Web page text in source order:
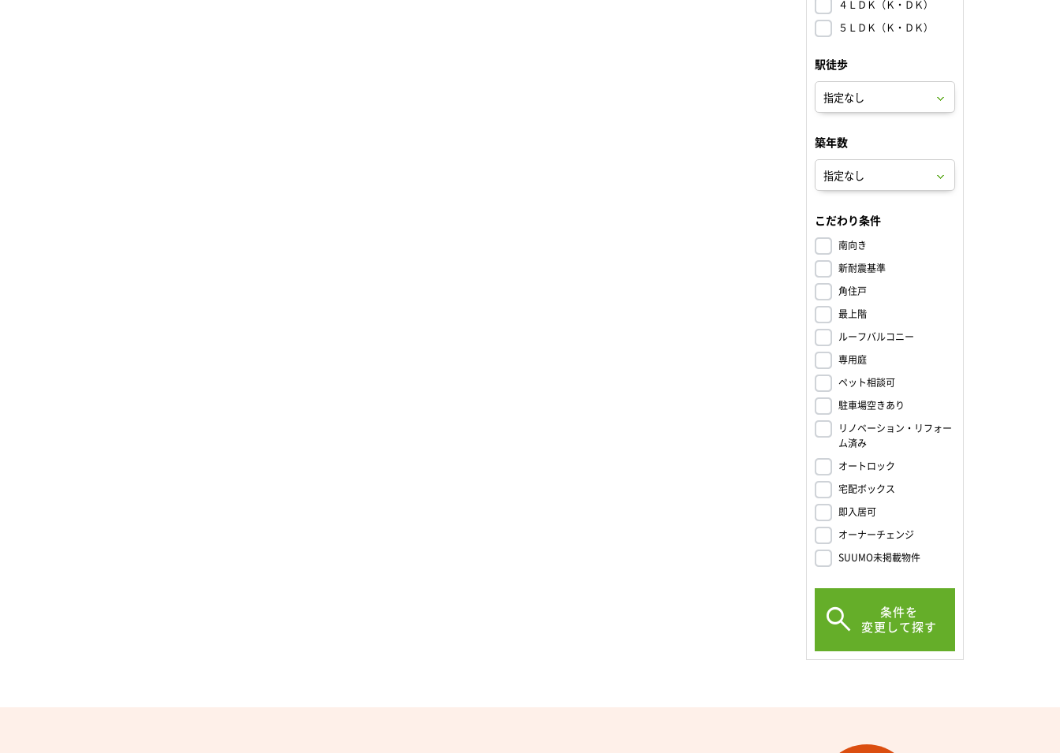
４ＬＤＫ（Ｋ・ＤＫ）
５ＬＤＫ（Ｋ・ＤＫ）
駅徒歩
築年数
こだわり条件
南向き
新耐震基準
角住戸
最上階
ルーフバルコニー
専用庭
ペット相談可
駐車場空きあり
リノベーション・リフォー
ム済み
オートロック
宅配ボックス
即入居可
オーナーチェンジ
SUUMO未掲載物件
条件を
変更して探す